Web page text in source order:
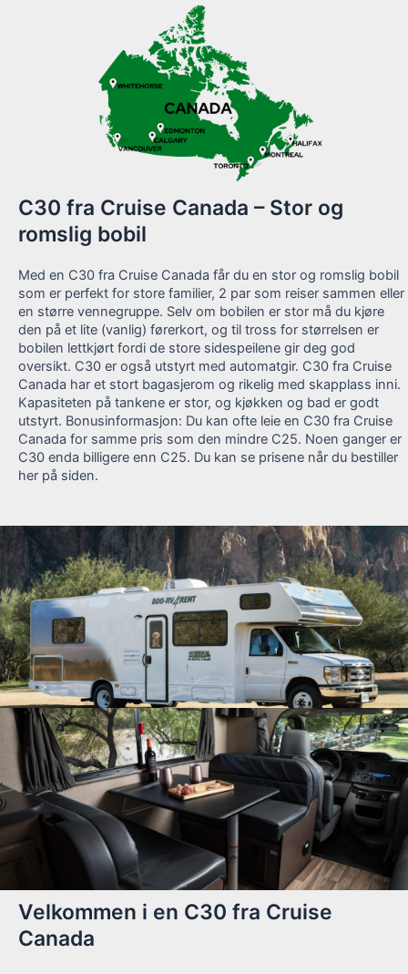
C30 fra Cruise Canada – Stor og
romslig bobil
Med en C30 fra Cruise Canada får du en stor og romslig bobil
som er perfekt for store familier, 2 par som reiser sammen eller
en større vennegruppe. Selv om bobilen er stor må du kjøre
den på et lite (vanlig) førerkort, og til tross for størrelsen er
bobilen lettkjørt fordi de store sidespeilene gir deg god
oversikt. C30 er også utstyrt med automatgir. C30 fra Cruise
Canada har et stort bagasjerom og rikelig med skapplass inni.
Kapasiteten på tankene er stor, og kjøkken og bad er godt
utstyrt. Bonusinformasjon: Du kan ofte leie en C30 fra Cruise
Canada for samme pris som den mindre C25. Noen ganger er
C30 enda billigere enn C25. Du kan se prisene når du bestiller
her på siden.
Velkommen i en C30 fra Cruise
Canada